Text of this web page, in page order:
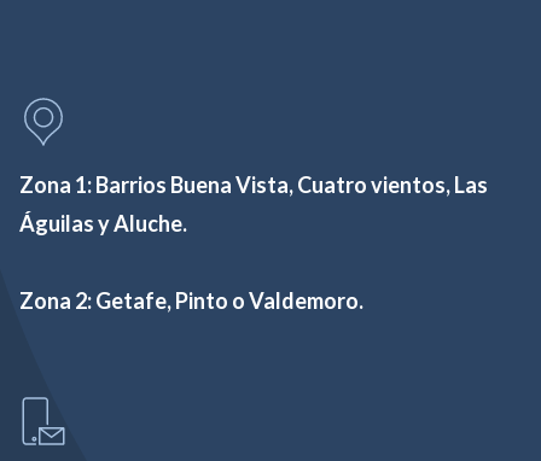
Zona 1: Barrios Buena Vista, Cuatro vientos, Las
Águilas y Aluche.
Zona 2: Getafe, Pinto o Valdemoro.